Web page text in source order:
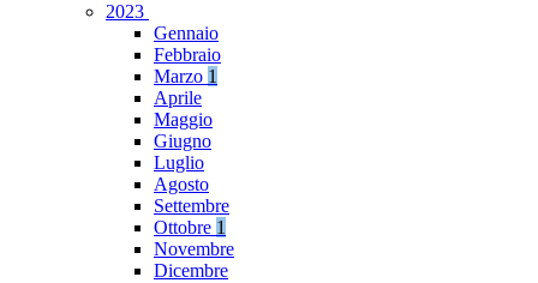
2023
Gennaio
Febbraio
Marzo 1
Aprile
Maggio
Giugno
Luglio
Agosto
Settembre
Ottobre 1
Novembre
Dicembre